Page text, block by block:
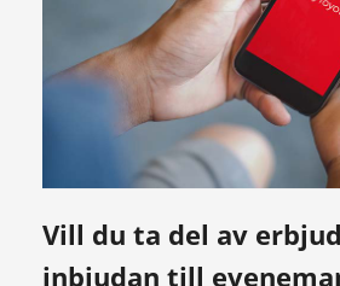
Vill du ta del av
inbjudan till